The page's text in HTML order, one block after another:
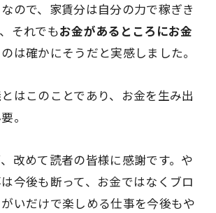
ので、家賃分は自分の力で稼ぎき
それでもお金があるところにお金
は確かにそうだと実感しました。
はこのことであり、お金を生み出
。
改めて読者の皆様に感謝です。や
今後も断って、お金ではなくブロ
いだけで楽しめる仕事を今後もや